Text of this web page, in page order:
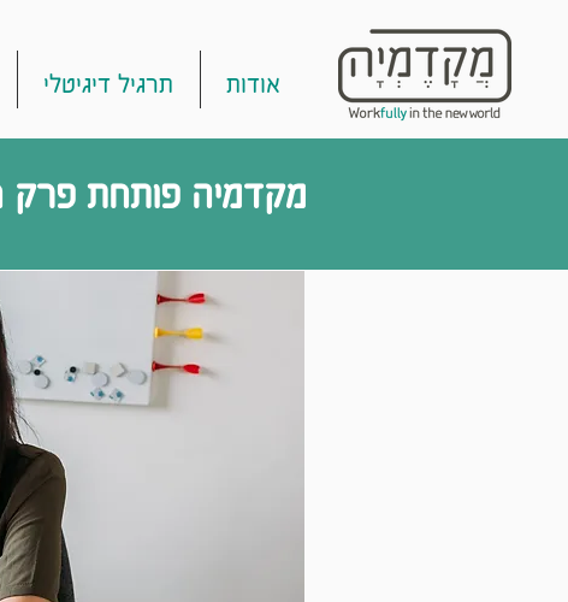
תרגיל דיגיטלי אודות
מקדמיה פותחת